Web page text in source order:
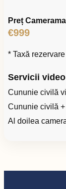
Preț
€999
* Taxă
Servicii
Cununie civilă
Cununie civilă
Al doilea